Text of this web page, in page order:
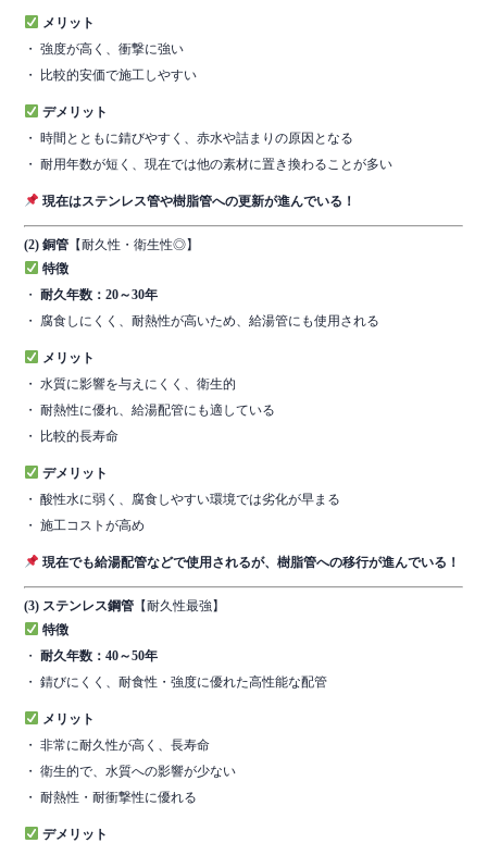
メリット
・ 強度が高く、衝撃に強い
・ 比較的安価で施工しやすい
デメリット
・ 時間とともに錆びやすく、赤水や詰まりの原因となる
・ 耐用年数が短く、現在では他の素材に置き換わることが多い
現在はステンレス管や樹脂管への更新が進んでいる！
(2) 銅管 【耐久性・衛生性◎】
特徴
・耐久年数：20～30年
・ 腐食しにくく、耐熱性が高いため、給湯管にも使用される
メリット
・ 水質に影響を与えにくく、衛生的
・ 耐熱性に優れ、給湯配管にも適している
・ 比較的長寿命
デメリット
・ 酸性水に弱く、腐食しやすい環境では劣化が早まる
・ 施工コストが高め
現在でも給湯配管などで使用されるが、樹脂管への移行が進んでいる！
(3) ステンレス鋼管 【耐久性最強】
特徴
・耐久年数：40～50年
・ 錆びにくく、耐食性・強度に優れた高性能な配管
メリット
・ 非常に耐久性が高く、長寿命
・ 衛生的で、水質への影響が少ない
・ 耐熱性・耐衝撃性に優れる
デメリット